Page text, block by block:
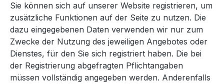
Sie können sich auf unserer Website registrieren, um
zusätzliche Funktionen auf der Seite zu nutzen. Die
dazu eingegebenen Daten verwenden wir nur zum
Zwecke der Nutzung des jeweiligen Angebotes oder
Dienstes, für den Sie sich registriert haben. Die bei
der Registrierung abgefragten Pflichtangaben
müssen vollständig angegeben werden. Anderenfalls